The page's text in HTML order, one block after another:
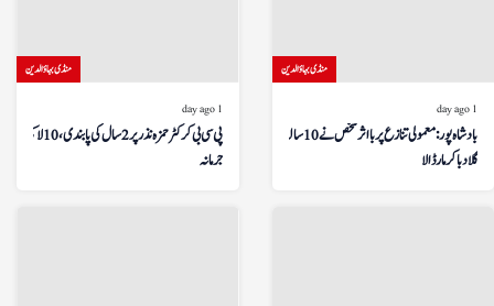
منڈی بہاؤالدین
1 day ago
پی سی بی کرکٹر حمزہ نذر پر 2 سال کی پابندی، 10 لاکھ روپے
جرمانہ
منڈی بہاؤالدین
1 day ago
بادشاہ پور: معمولی تنازع پر بااثر شخص نے 10 سالہ بچے کو
گلا دبا کر مار ڈالا